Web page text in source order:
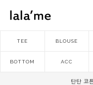
TEE BLOUSE
BOTTOM ACC
탄탄 코